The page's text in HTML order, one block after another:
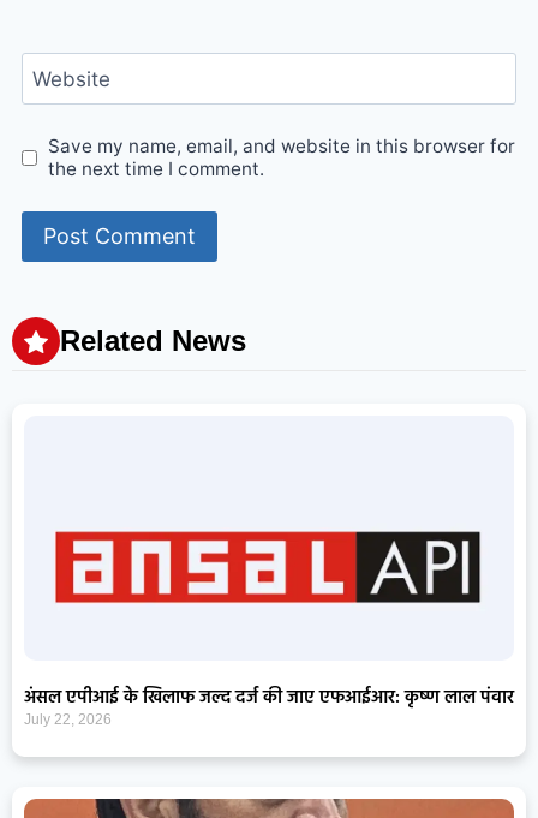
Website
Save my name, email, and website in this browser for
the next time I comment.
Related News
अंसल एपीआई के खिलाफ जल्द दर्ज की जाए एफआईआर: कृष्ण लाल पंवार
July 22, 2026